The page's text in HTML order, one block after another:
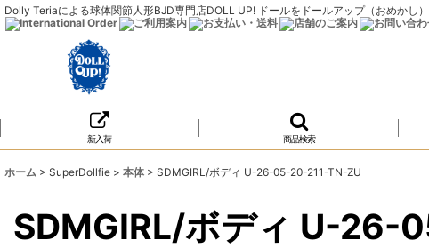
Dolly Teriaによる球体関節人形BJD専門店DOLL UP! ドールをドールアップ（おめかし
新入荷 商品検索
ホーム > SuperDollfie > 本体 > SDMGIRL/ボディ U-26-05-20-211-TN-ZU
SDMGIRL/ボディ U-26-